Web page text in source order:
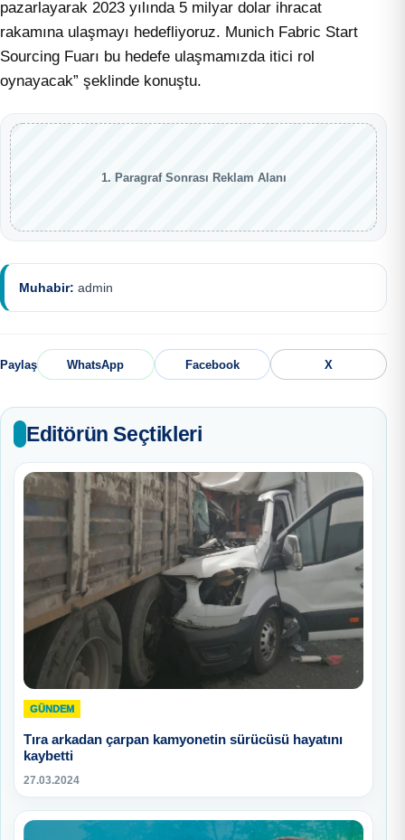
pazarlayarak 2023 yılında 5 milyar dolar ihracat
rakamına ulaşmayı hedefliyoruz. Munich Fabric Start
Sourcing Fuarı bu hedefe ulaşmamızda itici rol
oynayacak” şeklinde konuştu.
1. Paragraf Sonrası Reklam Alanı
Muhabir: admin
Paylaş WhatsApp Facebook X
Editörün Seçtikleri
GÜNDEM
Tıra arkadan çarpan kamyonetin sürücüsü hayatını
kaybetti
27.03.2024